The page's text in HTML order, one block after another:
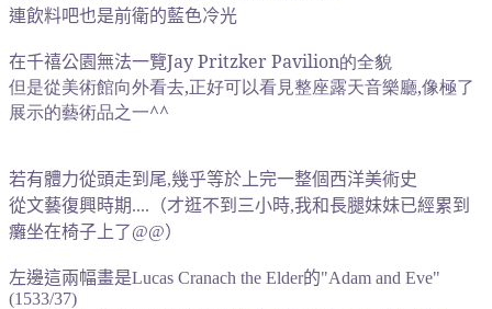
連飲料吧也是前衛的藍色冷光
在千禧公園無法一覽Jay Pritzker Pavilion的全貌
但是從美術館向外看去,正好可以看見整座露天音樂廳,像極了
展示的藝術品之一^^
若有體力從頭走到尾,幾乎等於上完一整個西洋美術史
從文藝復興時期....（才逛不到三小時,我和長腿妹妹已經累到
癱坐在椅子上了@@）
左邊這兩幅畫是Lucas Cranach the Elder的"Adam and Eve"
(1533/37)